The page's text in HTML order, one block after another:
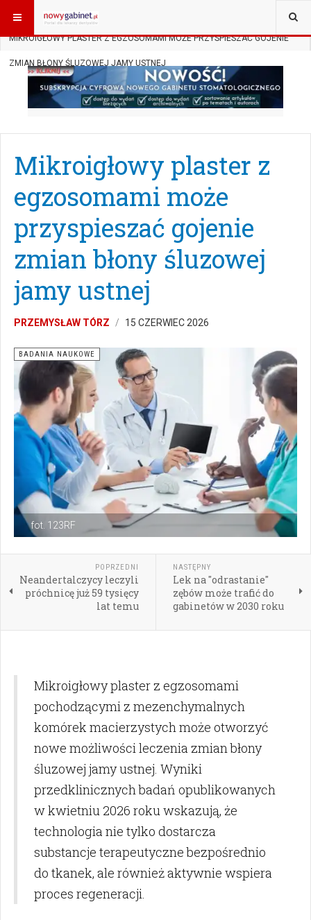
JESTEŚ TUTAJ: START
MIKROIGŁOWY PLASTER Z EGZOSOMAMI MOŻE PRZYSPIESZAĆ GOJENIE
ZMIAN BŁONY ŚLUZOWEJ JAMY USTNEJ
Mikroigłowy plaster z
egzosomami może
przyspieszać gojenie
zmian błony śluzowej
jamy ustnej
PRZEMYSŁAW TÓRZ 15 CZERWIEC 2026
fot. 123RF
BADANIA NAUKOWE
POPRZEDNI
Neandertalczycy leczyli
próchnicę już 59 tysięcy
lat temu
NASTĘPNY
Lek na "odrastanie"
zębów może trafić do
gabinetów w 2030 roku
Mikroigłowy plaster z egzosomami
pochodzącymi z mezenchymalnych
komórek macierzystych może otworzyć
nowe możliwości leczenia zmian błony
śluzowej jamy ustnej. Wyniki
przedklinicznych badań opublikowanych
w kwietniu 2026 roku wskazują, że
technologia nie tylko dostarcza
substancje terapeutyczne bezpośrednio
do tkanek, ale również aktywnie wspiera
proces regeneracji.